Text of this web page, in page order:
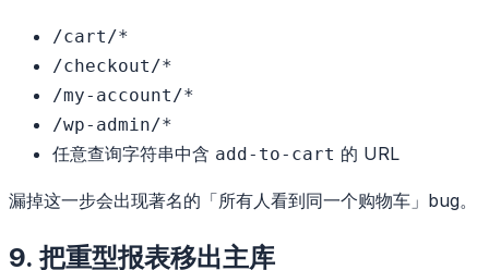
/cart/*
/checkout/*
/my-account/*
/wp-admin/*
任意查询字符串中含 add-to-cart 的 URL
漏掉这一步会出现著名的「所有人看到同一个购物车」bug。
9. 把重型报表移出主库